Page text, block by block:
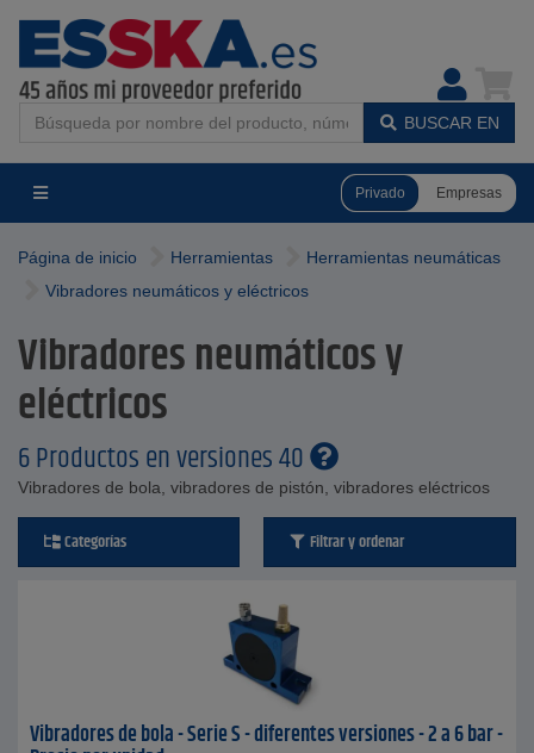
BUSCAR EN
Privado Empresas
Página de inicio Herramientas
Herramientas neumáticas
Vibradores neumáticos y eléctricos
Vibradores neumáticos y
eléctricos
6 Productos en versiones 40
Vibradores de bola, vibradores de pistón, vibradores eléctricos
Categorías Filtrar y ordenar
Vibradores de bola - Serie S - diferentes versiones - 2 a 6 bar -